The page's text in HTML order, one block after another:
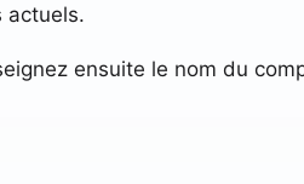
actuels.
ensuite le nom du